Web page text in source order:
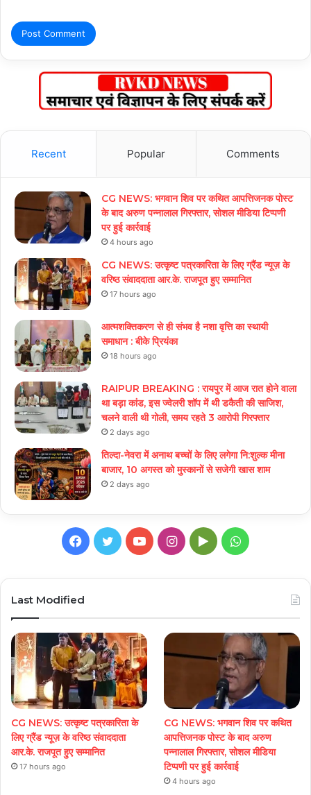
Recent Popular Comments
CG NEWS: भगवान शिव पर कथित आपत्तिजनक पोस्ट
के बाद अरुण पन्नालाल गिरफ्तार, सोशल मीडिया टिप्पणी
पर हुई कार्रवाई
4 hours ago
CG NEWS: उत्कृष्ट पत्रकारिता के लिए ग्रैंड न्यूज़ के
वरिष्ठ संवाददाता आर.के. राजपूत हुए सम्मानित
17 hours ago
आत्मशक्तिकरण से ही संभव है नशा वृत्ति का स्थायी
समाधान : बीके प्रियंका
18 hours ago
RAIPUR BREAKING : रायपुर में आज रात होने वाला
था बड़ा कांड, इस ज्वेलरी शॉप में थी डकैती की साजिश,
चलने वाली थी गोली, समय रहते 3 आरोपी गिरफ्तार
2 days ago
तिल्दा-नेवरा में अनाथ बच्चों के लिए लगेगा नि:शुल्क मीना
बाजार, 10 अगस्त को मुस्कानों से सजेगी खास शाम
2 days ago
Facebook
TwitterYouTubeInstagram
GoogleWhatsApp
Last Modified
CG NEWS: उत्कृष्ट पत्रकारिता के
लिए ग्रैंड न्यूज़ के वरिष्ठ संवाददाता
आर.के. राजपूत हुए सम्मानित
17 hours ago
CG NEWS: भगवान शिव पर कथित
आपत्तिजनक पोस्ट के बाद अरुण
पन्नालाल गिरफ्तार, सोशल मीडिया
टिप्पणी पर हुई कार्रवाई
4 hours ago